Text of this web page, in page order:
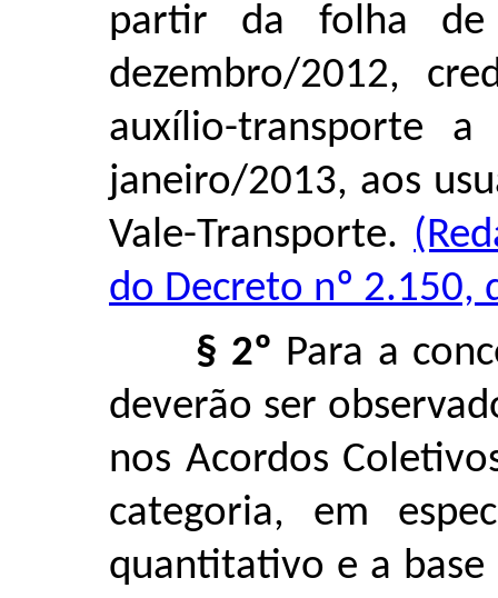
partir da folha de
dezembro/2012,
auxílio-transporte
janeiro/2013, aos
Vale-Transporte.
do Decreto nº 2.150,
§ 2º Para a
deverão ser
nos Acordos
categoria, em
quantitativo e a base